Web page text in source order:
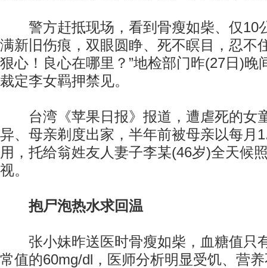
警方赶抵现场，看到骨瘦如柴、仅10
满新旧伤痕，双眼圆睁、死不瞑目，忍不
狠心！良心在哪里？”地检部门昨(27日)晚
裁定李女羁押禁见。
台湾《苹果日报》报道，遭虐死的女
异、母亲剃度出家，半年前被母亲以每月
用，托给翁姓友人妻子李某(46岁)全天候
视。
抱尸泡热水求回温
张小妹昨送医时骨瘦如柴，血糖值只
常值的60mg/dl，医师分析明显受饥、营